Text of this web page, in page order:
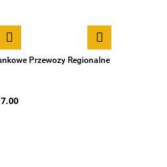
Przewozy Regionalne
7.00